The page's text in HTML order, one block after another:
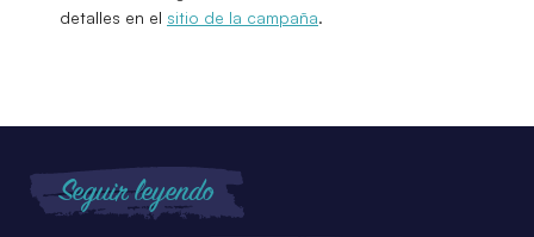
detalles en el sitio de la campaña.
Seguir leyendo